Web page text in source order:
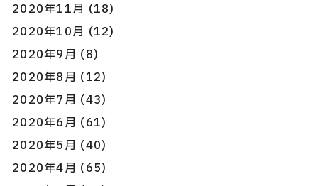
2020年11月 (18)
2020年10月 (12)
2020年9月 (8)
2020年8月 (12)
2020年7月 (43)
2020年6月 (61)
2020年5月 (40)
2020年4月 (65)